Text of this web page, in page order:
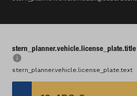
stern_planner.vehicle.license_plate.title
stern_planner.vehicle.license_plate.text